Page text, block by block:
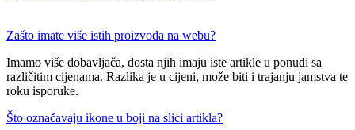
Zašto imate više istih proizvoda na webu?
Imamo više dobavljača, dosta njih imaju iste artikle u ponudi sa
različitim cijenama. Razlika je u cijeni, može biti i trajanju jamstva te
roku isporuke.
Što označavaju ikone u boji na slici artikla?